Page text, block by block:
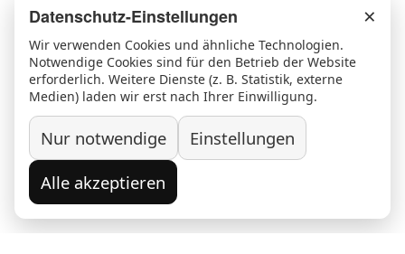
Ansprechpartner Kontakt Beschwerde/Lob
Datenschutz Grundsatzerklärung nach LkSG
Widerruf/Kündigung
Impressum
© 2026 Kreisverband Rosenheim
Datenschutz-Einstellungen ×
Wir verwenden Cookies und ähnliche Technologien.
Notwendige Cookies sind für den Betrieb der Website
erforderlich. Weitere Dienste (z. B. Statistik, externe
Medien) laden wir erst nach Ihrer Einwilligung.
Nur notwendige
Einstellungen
Alle akzeptieren